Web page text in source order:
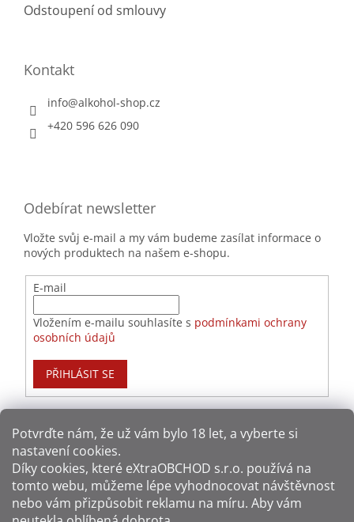
Potvrďte nám​​, že už vám bylo 18 let, a vyberte si
nastavení cookies.
Díky cookies, které eXtraOBCHOD s.r.o. používá na
tomto webu, můžeme lépe vyhodnocovat návštěvnost
nebo vám přizpůsobit reklamu na míru. Aby vám
Odstoupení od smlouvy
Kontakt
info@alkohol-shop.cz
+420 596 626 090
Odebírat newsletter
Vložte svůj e-mail a my vám budeme zasílat informace o
nových produktech na našem e-shopu.
E-mail
Vložením e-mailu souhlasíte s podmínkami ochrany
osobních údajů
PŘIHLÁSIT SE
Způsoby dopravy: